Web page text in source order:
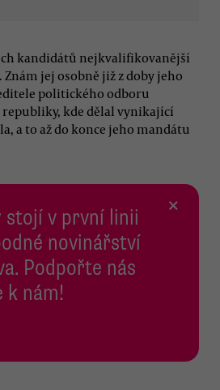
kandidátů nejkvalifikovanější
jej osobně již z doby jeho
politického odboru
republiky, kde dělal vynikající
a to až do konce jeho mandátu
stojí v první linii
novinářství
Podpořte nás
k nám!
×